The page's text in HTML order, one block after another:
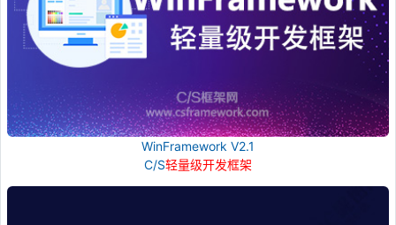
WinFramework V2.1
C/S轻量级开发框架